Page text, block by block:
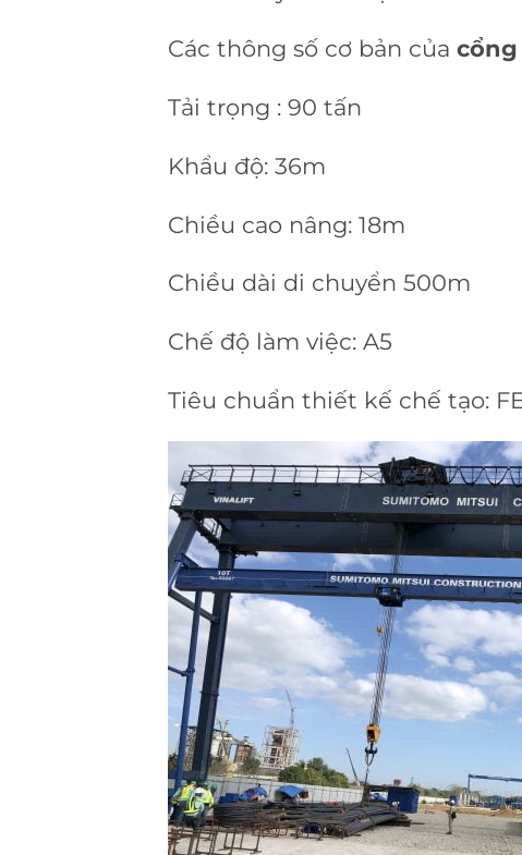
Các thông số cơ bản của
Tải trọng : 90 tấn
Khẩu độ: 36m
Chiều cao nâng: 18m
Chiều dài di chuyển 500m
Chế độ làm việc: A5
Tiêu chuẩn thiết kế chế tạo: